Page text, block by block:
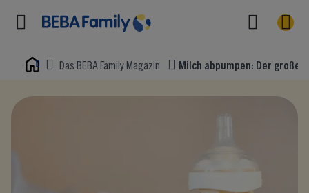
Home Das BEBA Family Magazin Milch abpumpen: Der große